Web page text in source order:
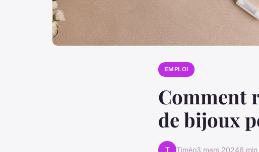
EMPLOI
Comment
de bijoux
T Timéo3 mars 20246